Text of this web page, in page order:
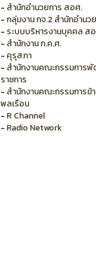
- กระทรวงศึกษาธิการ
- สำนักงานคณะกรรมการกา
- สำนักอำนวยการ สอศ.
- กลุ่มงาน กจ.2 สำนักอำนว
-ระบบบริหารงานบุคคล สอ
- สำนักงาน ก.ค.ศ.
-คุรุสภา
- สำนักงานคณะกรรมการพั
ราชการ